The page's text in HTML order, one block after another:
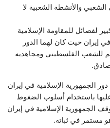
والأنشطة الشعبية لا
لفصائل للمقاومة الإسلامية
إيران حيث كان لهما الدور
للشعب الفلسطيني ومجاهديه
الجمهورية الإسلامية في إيران
باستخدام أسلوب الضغوط
الجمهورية الإسلامية في إيران
مستمر في ثباته.